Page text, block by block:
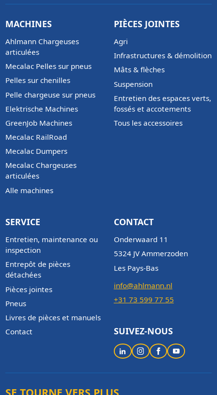
MACHINES
Ahlmann Chargeuses
articulées
Mecalac Pelles sur pneus
Pelles sur chenilles
Pelle chargeuse sur pneus
Elektrische Machines
GreenJob Machines
Mecalac RailRoad
Mecalac Dumpers
Mecalac Chargeuses
articulées
Alle machines
PIÈCES JOINTES
Agri
Infrastructures & démolition
Mâts & flèches
Suspension
Entretien des espaces verts,
fossés et accotements
Tous les accessoires
SERVICE
Entretien, maintenance ou
inspection
Entrepôt de pièces
détachées
Pièces jointes
Pneus
Livres de pièces et manuels
Contact
CONTACT
Onderwaard 11
5324 JV Ammerzoden
Les Pays-Bas
info@ahlmann.nl
+31 73 599 77 55
SUIVEZ-NOUS
SE TOURNE VERS PLUS